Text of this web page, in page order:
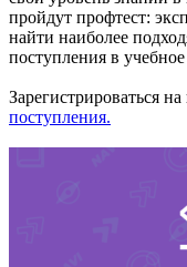
пройдут профтест:
найти наиболее
поступления в учебное
Зарегистрироваться
поступления.